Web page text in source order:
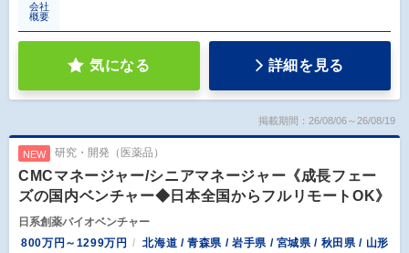
会社
概要
気になる 詳細を見る
掲載期間：26/08/06～26/08/19
NEW 研究・開発（医薬品）
CMCマネージャー/シニアマネージャー《成長フェー
ズの国内ベンチャー◆日本全国からフルリモートOK》
日系創薬バイオベンチャー
800万円～1299万円
北海道 / 青森県 / 岩手県 / 宮城県 / 秋田県 / 山形